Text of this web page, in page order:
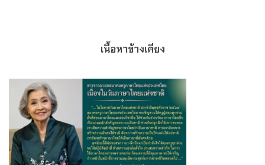
เนื้อหาข้างเคียง